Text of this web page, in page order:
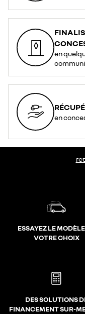
en
en
ESSAYEZ LE
VOTRE CHOIX
DES SOLUTIONS
FINANCEMENT SUR-